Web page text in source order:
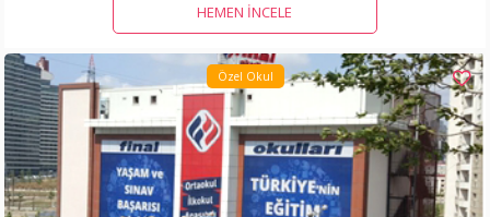
HEMEN İNCELE
Özel Okul